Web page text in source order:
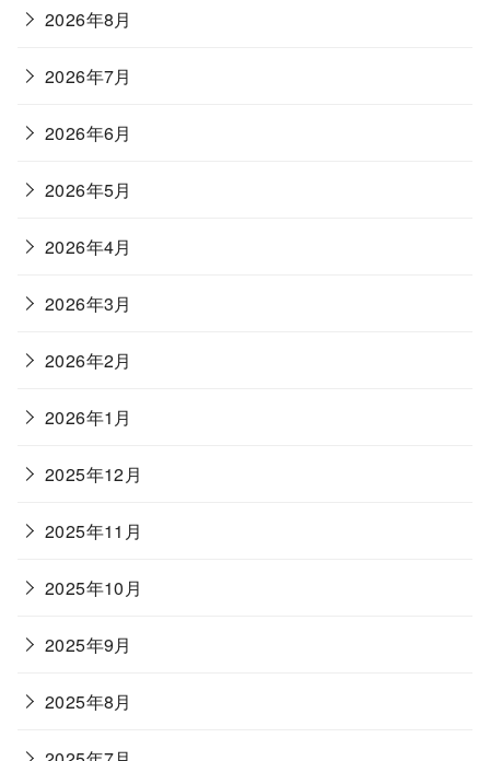
2026年8月
2026年7月
2026年6月
2026年5月
2026年4月
2026年3月
2026年2月
2026年1月
2025年12月
2025年11月
2025年10月
2025年9月
2025年8月